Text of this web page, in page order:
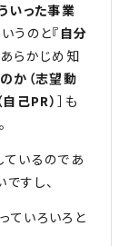
いった事業
いうのと『 自分
らかじめ知
か（志望動
己PR）］も
いるのであ
すし、
ていろいろと